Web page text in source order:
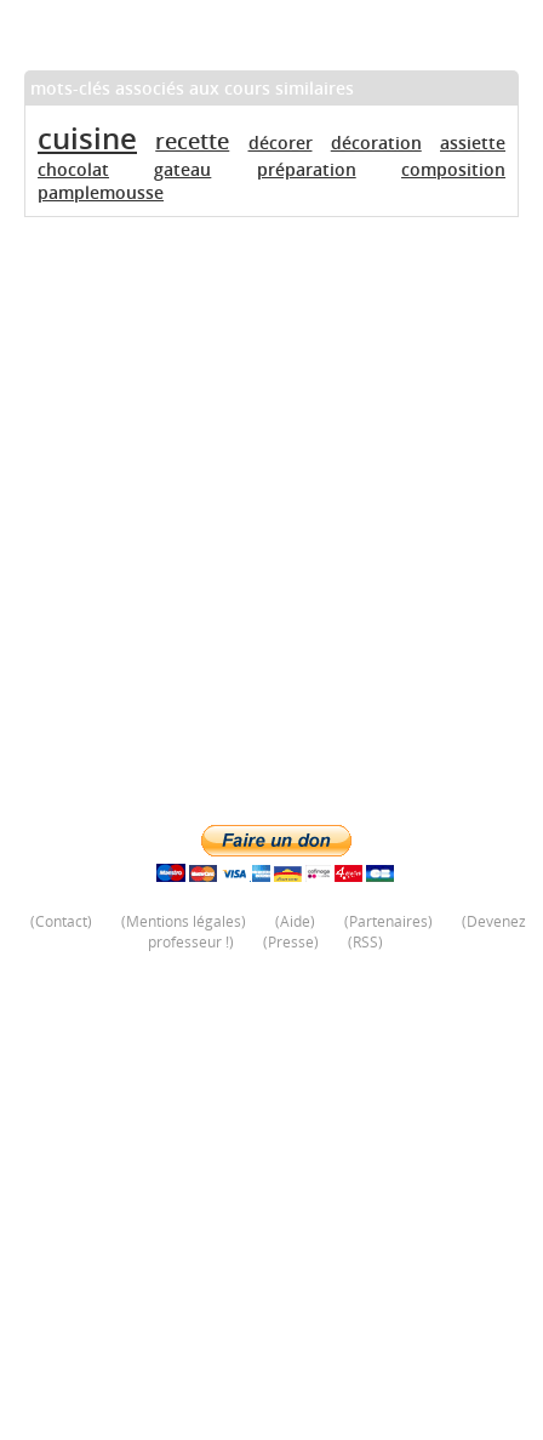
mots-clés associés aux cours similaires
cuisine recette décorer décoration
assiette
chocolat
gateau préparation
composition
pamplemousse
(Contact) (Mentions légales) (Aide) (Partenaires) (Devenez
professeur !) (Presse) (RSS)